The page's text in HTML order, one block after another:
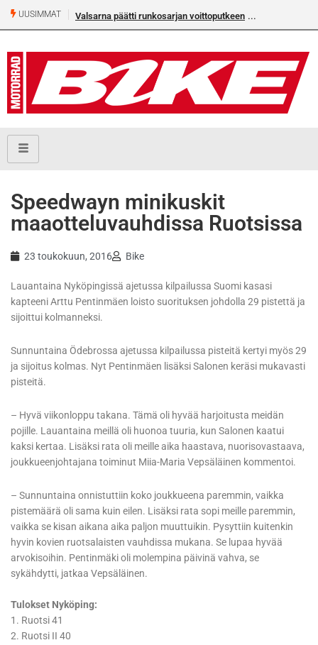
UUSIMMAT Valsarna päätti runkosarjan voittoputkeen
Speedwayn minikuskit
maaotteluvauhdissa Ruotsissa
23 toukokuun, 2016 Bike
Lauantaina Nyköpingissä ajetussa kilpailussa Suomi kasasi
kapteeni Arttu Pentinmäen loisto suorituksen johdolla 29 pistettä ja
sijoittui kolmanneksi.
Sunnuntaina Ödebrossa ajetussa kilpailussa pisteitä kertyi myös 29
ja sijoitus kolmas. Nyt Pentinmäen lisäksi Salonen keräsi mukavasti
pisteitä.
– Hyvä viikonloppu takana. Tämä oli hyvää harjoitusta meidän
pojille. Lauantaina meillä oli huonoa tuuria, kun Salonen kaatui
kaksi kertaa. Lisäksi rata oli meille aika haastava, nuorisovastaava,
joukkueenjohtajana toiminut Miia-Maria Vepsäläinen kommentoi.
– Sunnuntaina onnistuttiin koko joukkueena paremmin, vaikka
pistemäärä oli sama kuin eilen. Lisäksi rata sopi meille paremmin,
vaikka se kisan aikana aika paljon muuttuikin. Pysyttiin kuitenkin
hyvin kovien ruotsalaisten vauhdissa mukana. Se lupaa hyvää
arvokisoihin. Pentinmäki oli molempina päivinä vahva, se
sykähdytti, jatkaa Vepsäläinen.
Tulokset Nyköping:
1. Ruotsi 41
2. Ruotsi II 40